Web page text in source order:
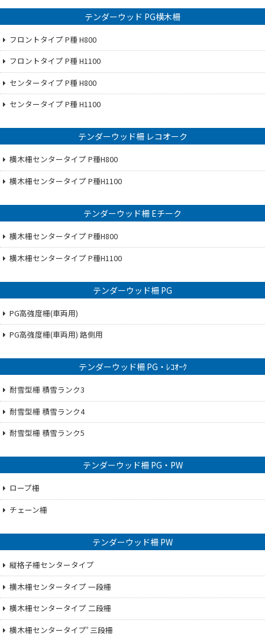
テンダーウッド PG横木柵
フロントタイプ P種 H800
フロントタイプ P種 H1100
センタータイプ P種 H800
センタータイプ P種 H1100
テンダーウッド柵 レコオーク
横木柵センタータイプ P種H800
横木柵センタータイプ P種H1100
テンダーウッド柵 Eチーク
横木柵センタータイプ P種H800
横木柵センタータイプ P種H1100
テンダーウッド柵 PG
PG高強度柵(車両用)
PG高強度柵(車両用) 路側用
テンダーウッド柵 PG・ﾚｺｵｰｸ
耐雪型柵 積雪ランク3
耐雪型柵 積雪ランク4
耐雪型柵 積雪ランク5
テンダーウッド柵 PG・PW
ロープ柵
チェーン柵
テンダーウッド柵 PW
縦格子柵センタータイプ
横木柵センタータイプ 一段柵
横木柵センタータイプ 二段柵
横木柵センタータイプﾟ三段柵